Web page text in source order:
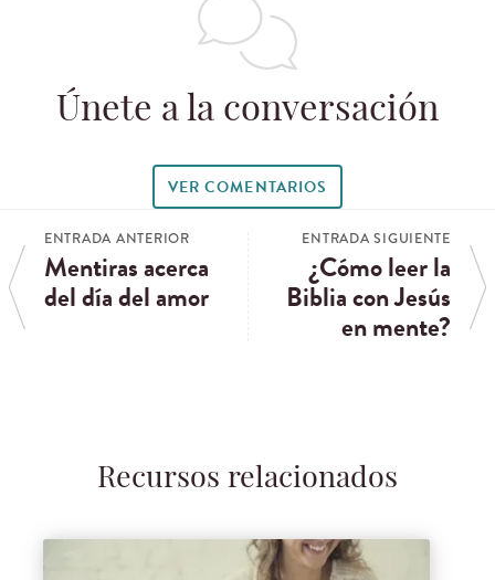
Únete a la conversación
VER COMENTARIOS
ENTRADA ANTERIOR
Mentiras acerca
del día del amor
ENTRADA SIGUIENTE
¿Cómo leer la
Biblia con Jesús
en mente?
Recursos relacionados